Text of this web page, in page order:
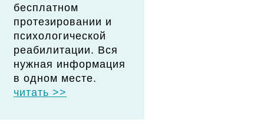
бесплатном
протезировании и
психологической
реабилитации. Вся
нужная информация
в одном месте.
читать >>